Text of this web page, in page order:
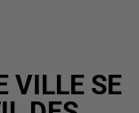
VILLE SE